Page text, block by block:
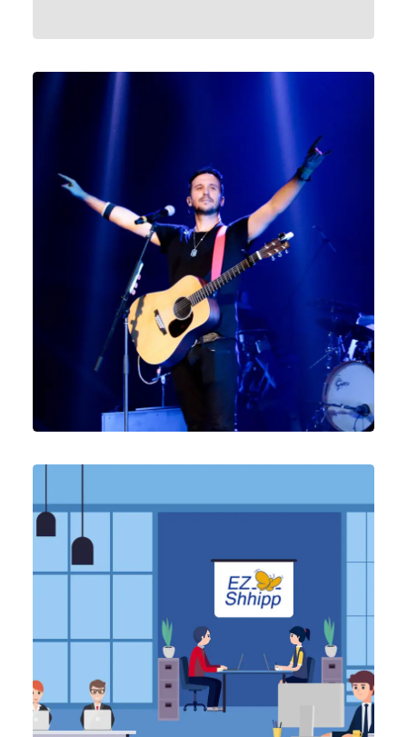
Vídeo & Post Producción, Diseño Gráfico
Redes Sociales
Vídeo & Post Producción Diseño Gráfico